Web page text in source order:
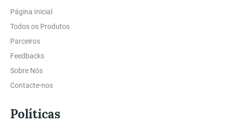
Página Inicial
Todos os Produtos
Parceiros
Feedbacks
Sobre Nós
Contacte-nos
Políticas